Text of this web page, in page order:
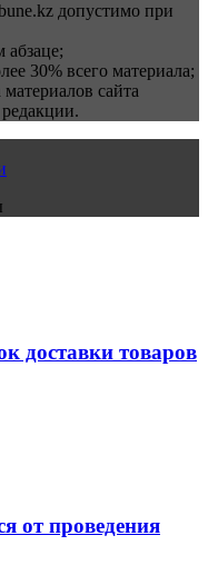
допустимо при
30% всего материала;
сайта
доставки товаров
от проведения